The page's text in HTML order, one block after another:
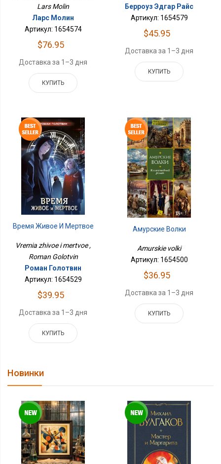
Lars Molin
Ларс Молин
Артикул: 1654574
$76.95
Доставка за 1–3 дня
КУПИТЬ
Берроуз Эдгар Райс
Артикул: 1654579
$45.95
Доставка за 1–3 дня
КУПИТЬ
Время Живое И Мертвое
Vremia zhivoe i mertvoe ,
Roman Golotvin
Роман Голотвин
Артикул: 1654529
$39.95
Доставка за 1–3 дня
КУПИТЬ
Амурские Волки
Amurskie volki
Артикул: 1654500
$36.95
Доставка за 1–3 дня
КУПИТЬ
Новинки